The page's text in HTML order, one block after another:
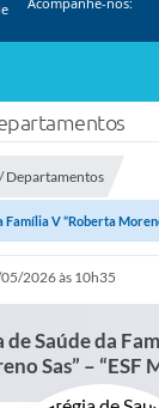
Departamentos
V “Roberta
2026 às 10h35
Saúde da
Sas” – “ESF